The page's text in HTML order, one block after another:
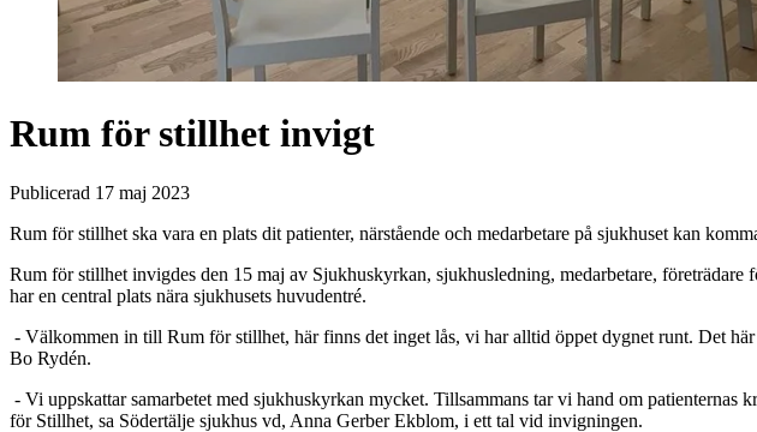
Rum för stillhet invigt
Publicerad 17 maj 2023
Rum för stillhet ska vara en plats dit patienter, närstående och medarbetare på sjukhuset kan
Rum för stillhet invigdes den 15 maj av Sjukhuskyrkan, sjukhusledning, medarbetare,
har en central plats nära sjukhusets huvudentré.
- Välkommen in till Rum för stillhet, här finns det inget lås, vi har alltid öppet dygnet runt. Det
Bo Rydén.
- Vi uppskattar samarbetet med sjukhuskyrkan mycket. Tillsammans tar vi hand om
för Stillhet, sa Södertälje sjukhus vd, Anna Gerber Ekblom, i ett tal vid invigningen.